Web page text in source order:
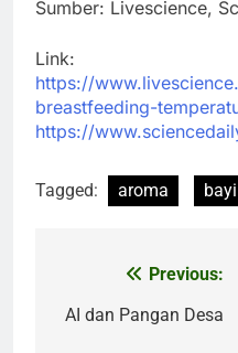
Sumber: Livescience,
Link:
https://
breastfeeding-
https://
Tagged: aroma bayi
navigation
Previous:
AI dan Pangan Desa